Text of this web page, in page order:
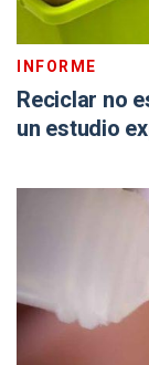
INFORME
Reciclar no
un estudio